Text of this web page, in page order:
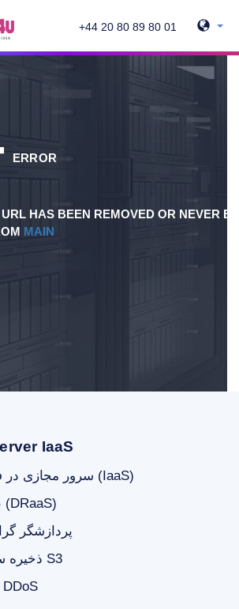
+44 20 80 89 80 01
ERROR
HAS BEEN REMOVED OR NEVER
MAIN
IaaS
سرور مجازی در فضای ابری (IaaS)
بازیابی بلایا (DRaaS)
پردازشگر
ذخیره سازی اشیاء S3
حفاظت از DDoS